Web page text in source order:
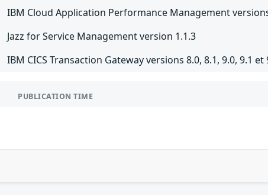
IBM Cloud Application Performance Management
Jazz for Service Management version 1.1.3
IBM CICS Transaction Gateway versions 8.0, 8.1, 9.0, 9.1 et
PUBLICATION TIME